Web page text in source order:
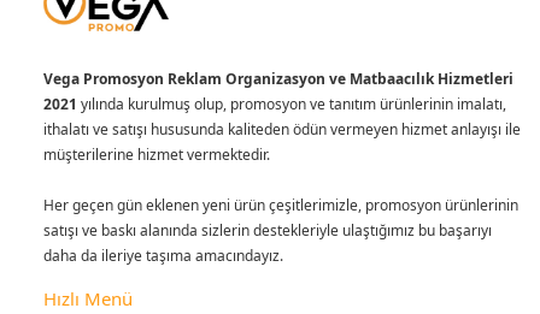
Vega Promosyon Reklam Organizasyon ve Matbaacılık Hizmetleri
2021 yılında kurulmuş olup, promosyon ve tanıtım ürünlerinin imalatı,
ithalatı ve satışı hususunda kaliteden ödün vermeyen hizmet anlayışı ile
müşterilerine hizmet vermektedir.
Her geçen gün eklenen yeni ürün çeşitlerimizle, promosyon ürünlerinin
satışı ve baskı alanında sizlerin destekleriyle ulaştığımız bu başarıyı
daha da ileriye taşıma amacındayız.
Hızlı Menü